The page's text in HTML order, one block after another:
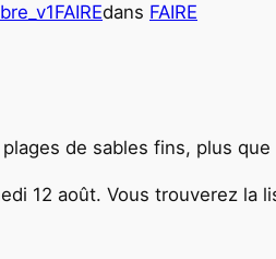
FAIREdans FAIRE
de sables fins, plus
12 août. Vous trouverez la